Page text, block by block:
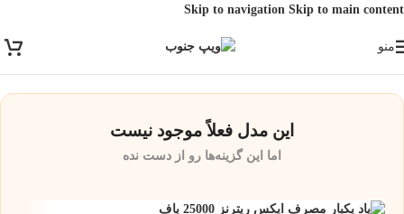
Skip to navigation Skip to main content
پست و تیپاکس
منو
این مدل فعلاً موجود نیست
اما این گزینه‌ها رو از دست نده